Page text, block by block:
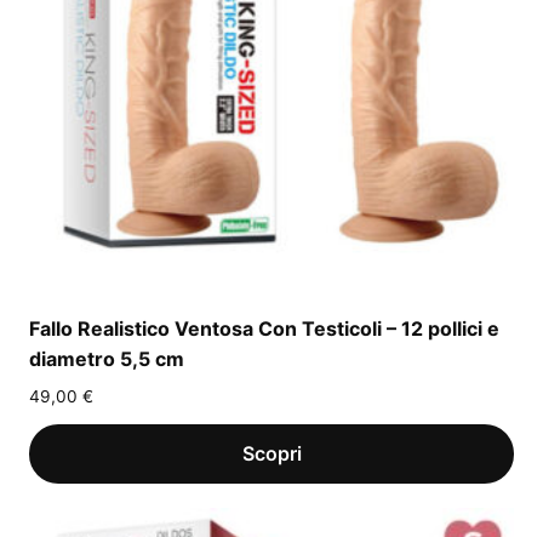
Fallo Realistico Ventosa Con Testicoli – 12 pollici e
diametro 5,5 cm
49,00 €